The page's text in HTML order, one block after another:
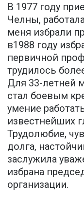
В 1977 году
Челны,
меня избрали
в1988 году
первичной
трудилось
Для 33-летней
стал боевым
умение
известнейших
Трудолюбие,
долга,
заслужила
избрана
организации.